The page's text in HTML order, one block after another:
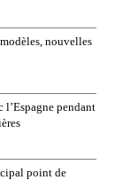
nouvelles
l’Espagne pendant
point de